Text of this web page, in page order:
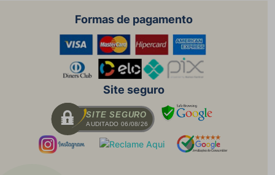
Formas de pagamento
Site seguro
SITE SEGURO
AUDITADO 06/08/26